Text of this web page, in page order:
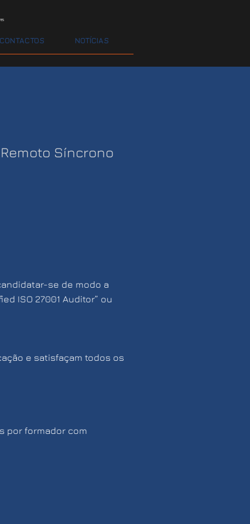
CONTACTOS NOTÍCIAS
Síncrono
se de modo a
ISO 27001 Auditor” ou
e satisfaçam todos os
por formador com